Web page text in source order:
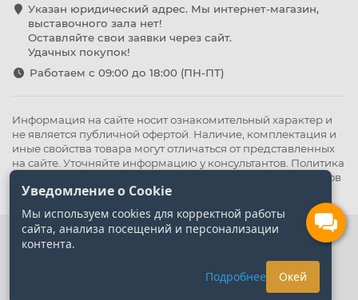
Указан юридический адрес. Мы интернет-магазин,
выставочного зала нет!
Оставляйте свои заявки через сайт.
Удачных покупок!
Работаем с 09:00 до 18:00 (ПН-ПТ)
Информация на сайте носит ознакомительный характер и
не является публичной офертой. Наличие, комплектация и
иные свойства товара могут отличаться от представленных
на сайте. Уточняйте информацию у консультантов. Политика
Политика обработки файлов
cookie
Уведомление о Cookie
Мы используем cookies для корректной работы
сайта, анализа посещений и персонализации
контента.
Подробнее Окей